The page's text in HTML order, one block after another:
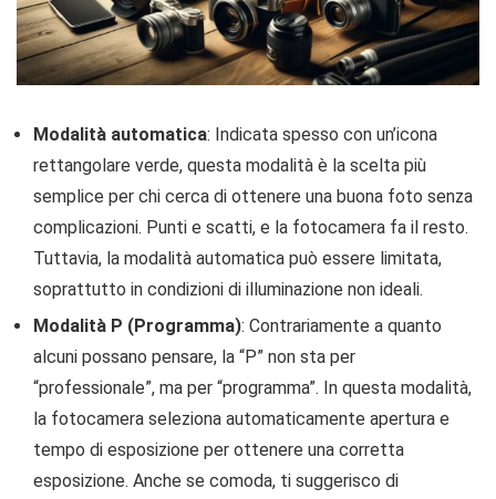
Modalità automatica: Indicata spesso con un’icona
rettangolare verde, questa modalità è la scelta più
semplice per chi cerca di ottenere una buona foto senza
complicazioni. Punti e scatti, e la fotocamera fa il resto.
Tuttavia, la modalità automatica può essere limitata,
soprattutto in condizioni di illuminazione non ideali.
Modalità P (Programma): Contrariamente a quanto
alcuni possano pensare, la “P” non sta per
“professionale”, ma per “programma”. In questa modalità,
la fotocamera seleziona automaticamente apertura e
tempo di esposizione per ottenere una corretta
esposizione. Anche se comoda, ti suggerisco di